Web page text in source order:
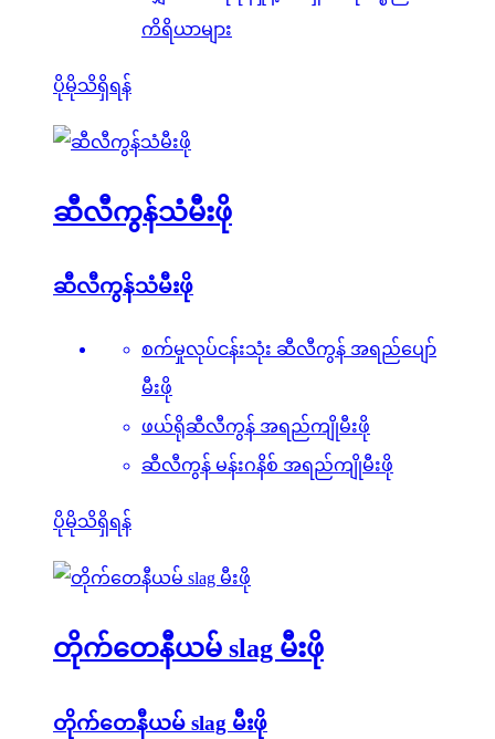
ကိရိယာများ
ပိုမိုသိရှိရန်
ဆီလီကွန်သံမီးဖို
ဆီလီကွန်သံမီးဖို
စက်မှုလုပ်ငန်းသုံး ဆီလီကွန် အရည်ပျော်
မီးဖို
ဖယ်ရိုဆီလီကွန် အရည်ကျိုမီးဖို
ဆီလီကွန် မန်းဂနိစ် အရည်ကျိုမီးဖို
ပိုမိုသိရှိရန်
တိုက်တေနီယမ် slag မီးဖို
တိုက်တေနီယမ် slag မီးဖို